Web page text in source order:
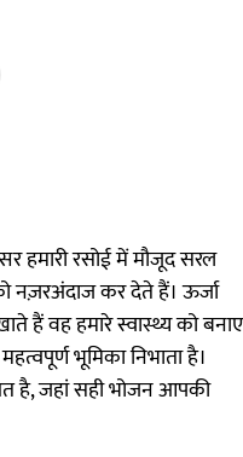
हमारी रसोई में मौजूद सरल
नज़रअंदाज कर देते हैं। ऊर्जा
हैं वह हमारे स्वास्थ्य को बनाए
भूमिका निभाता है।
है, जहां सही भोजन आपकी